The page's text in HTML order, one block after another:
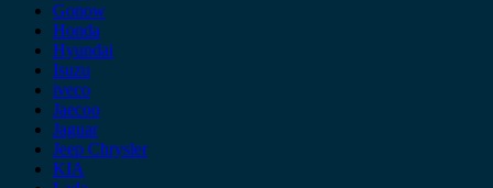
Gonow
Honda
Hyundai
Isuzu
iveco
Jaecoo
Jaguar
Jeep Chrysler
KIA